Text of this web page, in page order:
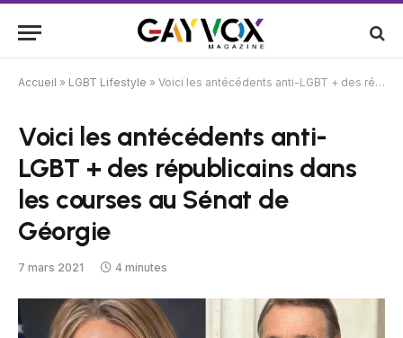
Accueil » LGBT Lifestyle » Voici les antécédents anti-LGBT + des républicains dans les courses au Sénat de Géorgie
Voici les antécédents anti-
LGBT + des républicains dans
les courses au Sénat de
Géorgie
7 mars 2021 4 minutes